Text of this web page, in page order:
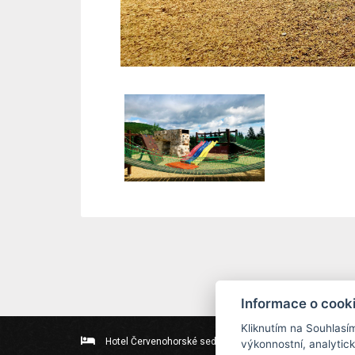
Hotel Červenohorské sedlo Kouty nad Desnou
Informace o
Kliknutím na
výkonnostní,